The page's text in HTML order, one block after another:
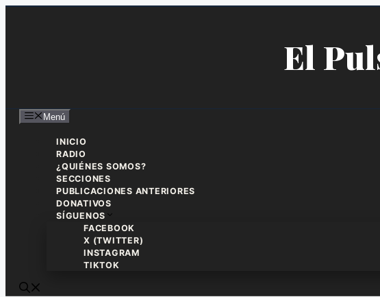
Saltar
El
Menú
INICIO
RADIO
¿QUIÉNES SOMOS?
SECCIONES
PUBLICACIONES ANTERIORES
DONATIVOS
SÍGUENOS
FACEBOOK
X (TWITTER)
INSTAGRAM
TIKTOK